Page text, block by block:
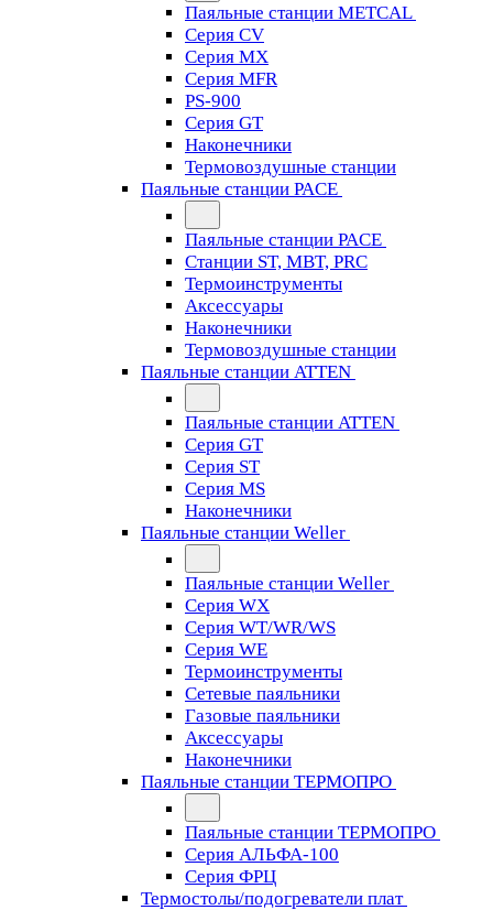
Паяльные станции METCAL
Серия CV
Серия MX
Серия MFR
PS-900
Серия GT
Наконечники
Термовоздушные станции
Паяльные станции PACE
Паяльные станции PACE
Станции ST, MBT, PRC
Термоинструменты
Аксессуары
Наконечники
Термовоздушные станции
Паяльные станции ATTEN
Паяльные станции ATTEN
Серия GT
Серия ST
Серия MS
Наконечники
Паяльные станции Weller
Паяльные станции Weller
Серия WX
Серия WT/WR/WS
Серия WE
Термоинструменты
Сетевые паяльники
Газовые паяльники
Аксессуары
Наконечники
Паяльные станции ТЕРМОПРО
Паяльные станции ТЕРМОПРО
Серия АЛЬФА-100
Серия ФРЦ
Термостолы/подогреватели плат